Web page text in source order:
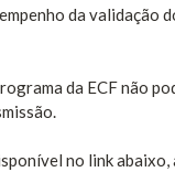
da validação
da ECF não
no link abaixo,